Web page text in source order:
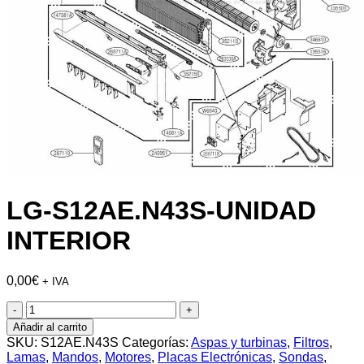
LG-S12AE.N43S-UNIDAD
INTERIOR
0,00€ + IVA
LG-
S12AE.N43S-
UNIDAD
INTERIOR
Añadir al carrito
SKU: S12AE.N43S Categorías: Aspas y turbinas, Filtros,
Lamas, Mandos, Motores, Placas Electrónicas, Sondas,